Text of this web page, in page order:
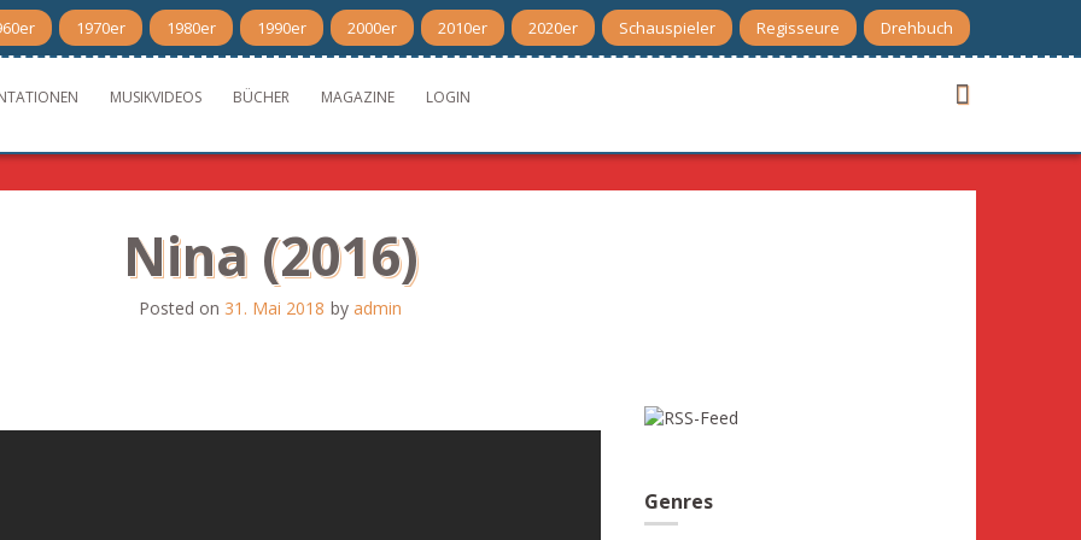
1970er 1980er 1990er 2000er 2010er 2020er Schauspieler Regisseure Drehbuch
MUSIKVIDEOS BÜCHER MAGAZINE LOGIN
Nina (2016)
Posted on 31. Mai 2018 by admin
Genres